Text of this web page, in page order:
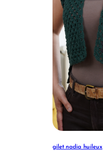
gilet nadia huileux